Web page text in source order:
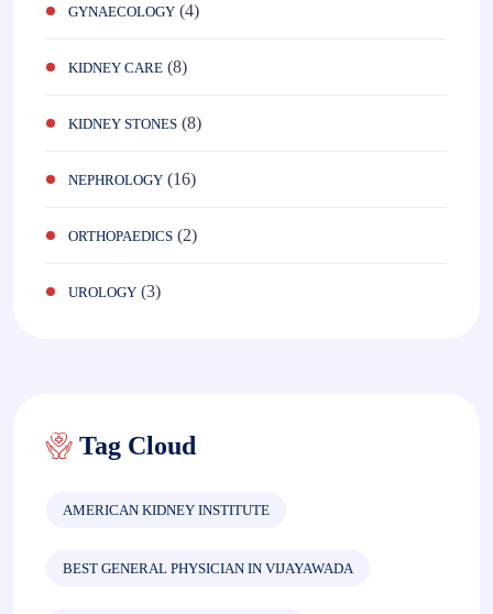
GYNAECOLOGY (4)
KIDNEY CARE (8)
KIDNEY STONES (8)
NEPHROLOGY (16)
ORTHOPAEDICS (2)
UROLOGY (3)
Tag Cloud
AMERICAN KIDNEY INSTITUTE
BEST GENERAL PHYSICIAN IN VIJAYAWADA